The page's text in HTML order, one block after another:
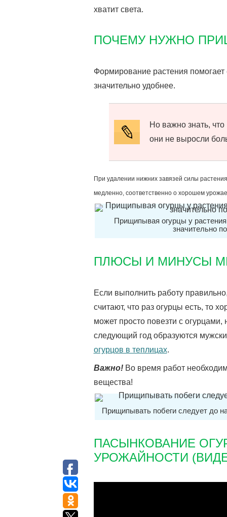
хватит света.
ПОЧЕМУ НУЖНО
Формирование растения
значительно удобнее.
Но важно знать,
они не выросли
При удалении нижних завязей силы
медленно, соответственно о хорошем
Прищипывая огурцы у
значительно
ПЛЮСЫ И МИНУСЫ
Если выполнить работу
считают, что раз огурцы есть, то
может просто повезти с
следующий год образуются
огурцов в теплицах.
Важно!Во время работ
вещества!
Прищипывать побеги следует до
ПАСЫНКОВАНИЕ
УРОЖАЙНОСТИ